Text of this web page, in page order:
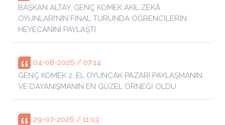
BAŞKAN ALTAY, GENÇ KOMEK AKIL ZEKÂ
OYUNLARI’NIN FİNAL TURUNDA ÖĞRENCİLERİN
HEYECANINI PAYLAŞTI
04-08-2026 / 07:14
GENÇ KOMEK 2. EL OYUNCAK PAZARI PAYLAŞMANIN
VE DAYANIŞMANIN EN GÜZEL ÖRNEĞİ OLDU
29-07-2026 / 11:03